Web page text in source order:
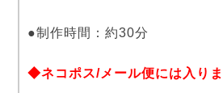
●制作時間：約30分
◆ネコポス/メール便には入りま